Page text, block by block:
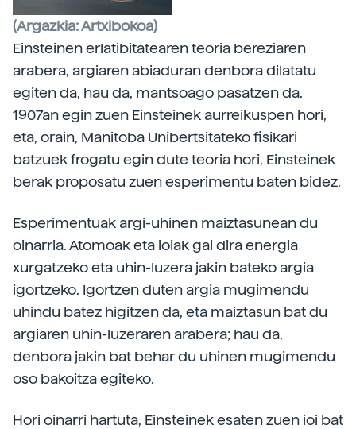
(Argazkia: Artxibokoa)
Einsteinen erlatibitatearen teoria bereziaren
arabera, argiaren abiaduran denbora dilatatu
egiten da, hau da, mantsoago pasatzen da.
1907an egin zuen Einsteinek aurreikuspen hori,
eta, orain, Manitoba Unibertsitateko fisikari
batzuek frogatu egin dute teoria hori, Einsteinek
berak proposatu zuen esperimentu baten bidez.
Esperimentuak argi-uhinen maiztasunean du
oinarria. Atomoak eta ioiak gai dira energia
xurgatzeko eta uhin-luzera jakin bateko argia
igortzeko. Igortzen duten argia mugimendu
uhindu batez higitzen da, eta maiztasun bat du
argiaren uhin-luzeraren arabera; hau da,
denbora jakin bat behar du uhinen mugimendu
oso bakoitza egiteko.
Hori oinarri hartuta, Einsteinek esaten zuen ioi bat